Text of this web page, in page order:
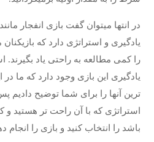
در انتها میتوان گفت بازی انفجار
یادگیری و استراتژی دارد که
را کمی مطالعه به راحتی یاد بگیرند.
یادگیری این بازی وجود دارد که ما
ترین آنها را برای شما توضیح دادیم
استراتژی که با آن راحت تر هستید و
باشد را انتخاب کنید و بازی را انجام